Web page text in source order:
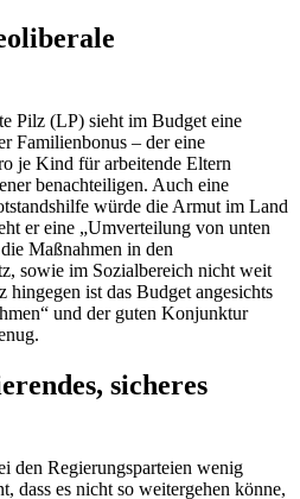
Pilz (LP) sieht im Budget eine
Familienbonus – der eine
je Kind für arbeitende Eltern
benachteiligen. Auch eine
würde die Armut im Land
er eine „Umverteilung von unten
Maßnahmen in den
sowie im Sozialbereich nicht weit
ist das Budget angesichts
und der guten Konjunktur
sicheres
den Regierungsparteien wenig
dass es nicht so weitergehen könne,